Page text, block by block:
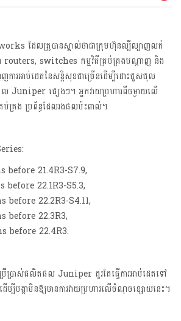
ដែលត្រូបានស្គាល់ថាជាក្រុមហ៊ុនល្បីល្បាញលក់
switches កម្មវិធីគ្រប់គ្រងបណ្តាញ និង
ការអាប់ដេតនៃសន្តិសុខជាច្រើនដើម្បីដោះជួសជុល
ផ្សេងៗ។ អ្នកវាយប្រហារពីចម្ងាយលើ
ប់គ្រង ប្រព័ន្ធដែលរងផលប៉ះពាល់។
before 21.4R3-S7.9,
before 22.1R3-S5.3,
before 22.2R3-S4.11,
before 22.3R3,
before 22.4R3.
រើប្រាស់ផលិតផល Juniper គួរតែធ្វើការអាប់ដេតទៅ
បីបង្កាមិនឱ្យមានការវាយប្រហារលើចំណុចខ្សោយនេះ។